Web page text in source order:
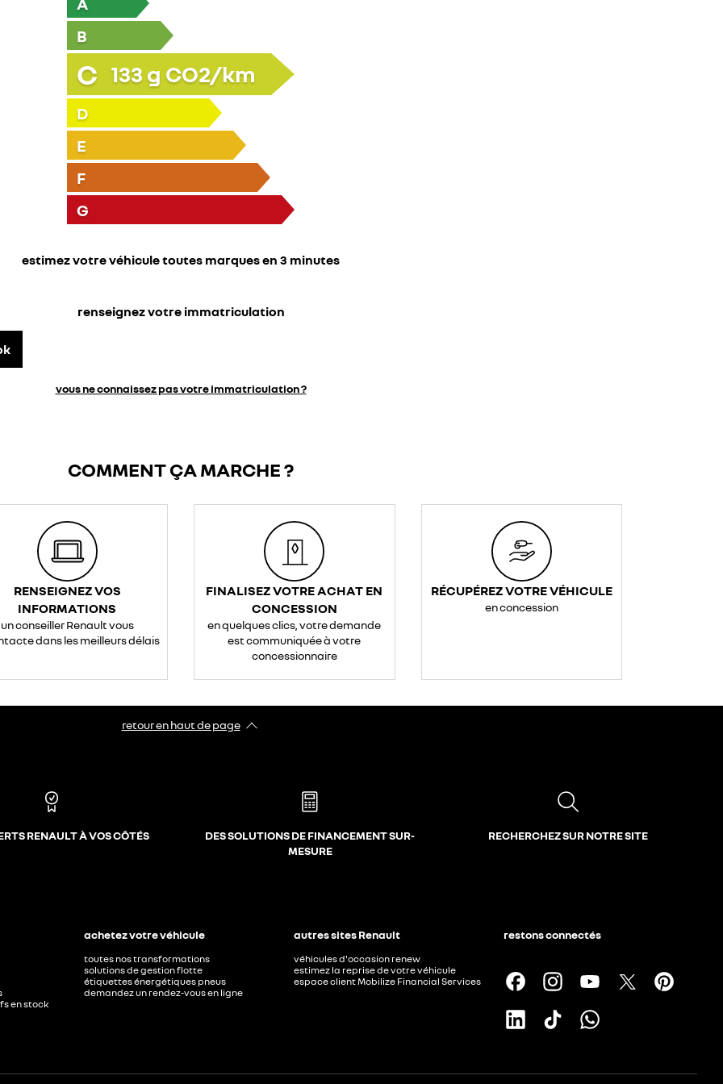
B
C 133 g CO2/km
D
E
F
G
estimez votre véhicule toutes marques en 3 minutes
renseignez votre immatriculation
vous ne connaissez pas votre immatriculation ?
COMMENT ÇA MARCHE ?
RENSEIGNEZ VOS
INFORMATIONS
un conseiller Renault vous
dans les meilleurs délais
FINALISEZ VOTRE ACHAT EN
CONCESSION
en quelques clics, votre demande
est communiquée à votre
concessionnaire
RÉCUPÉREZ VOTRE VÉHICULE
en concession
retour en haut de page​
RENAULT À VOS CÔTÉS
DES SOLUTIONS DE FINANCEMENT SUR-
MESURE
RECHERCHEZ SUR NOTRE SITE
en stock
achetez votre véhicule
toutes nos transformations
solutions de gestion flotte
étiquettes énergétiques pneus
demandez un rendez-vous en ligne
autres sites Renault
véhicules d'occasion renew
estimez la reprise de votre véhicule
espace client Mobilize Financial Services
restons connectés